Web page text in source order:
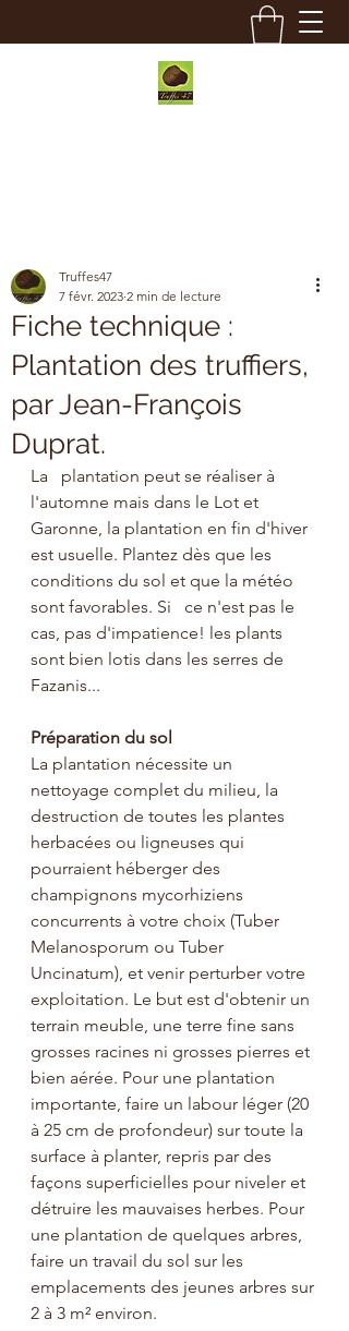
Fiche technique :
Plantation des truffiers,
par Jean-François
Duprat.
Truffes47
7 févr. 2023 2 min de lecture
La   plantation peut se réaliser à
l'automne mais dans le Lot et
Garonne, la plantation en fin d'hiver
est usuelle. Plantez dès que les
conditions du sol et que la météo
sont favorables. Si   ce n'est pas le
cas, pas d'impatience! les plants
sont bien lotis dans les serres de
Fazanis...
Préparation du sol
La plantation nécessite un
nettoyage complet du milieu, la
destruction de toutes les plantes
herbacées ou ligneuses qui
pourraient héberger des
champignons mycorhiziens
concurrents à votre choix (Tuber
Melanosporum ou Tuber
Uncinatum), et venir perturber votre
exploitation. Le but est d'obtenir un
terrain meuble, une terre fine sans
grosses racines ni grosses pierres et
bien aérée. Pour une plantation
importante, faire un labour léger (20
à 25 cm de profondeur) sur toute la
surface à planter, repris par des
façons superficielles pour niveler et
détruire les mauvaises herbes. Pour
une plantation de quelques arbres,
faire un travail du sol sur les
emplacements des jeunes arbres sur
2 à 3 m² environ.